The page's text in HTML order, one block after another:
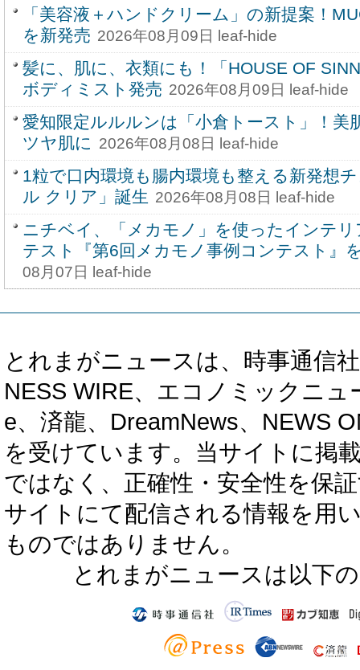
「美容液＋ハンドクリーム」の新提案！
を新発売 2026年08月09日 leaf-hide
髪に、肌に、衣類にも！「HOUSE OF
ボディミスト発売 2026年08月09日 leaf-hide
愛知限定ルルルンは「小倉トースト」！美
ツヤ肌に 2026年08月08日 leaf-hide
1粒で口内環境も腸内環境も整える新発想
ル クリア」誕生 2026年08月08日 leaf-hide
ニチベイ、「メカモノ」を使ったインテ
テスト『第6回メカモノ事例コンテスト』
08月07日 leaf-hide
とれまがニュースは、時事通信
NESS WIRE、エコノミックニ
e、済龍、DreamNews、NEWS
を受けています。当サイトに掲
ではなく、正確性・安全性を保
サイトにて配信される情報を用
ものではありません。
とれまがニュースは以下